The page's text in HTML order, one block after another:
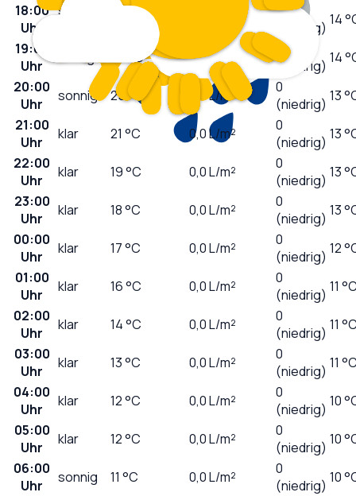
18:00
Uhr
stark
1
(niedrig) 14
19:00
Uhr
°C 0,0L/m²
(niedrig) 14
20:00
Uhr
sonnig 25 °C 0,0L/m²
0
(niedrig) 13
21:00
Uhr
klar 21 °C 0,0L/m²
0
(niedrig) 13
22:00
Uhr
klar 19°C 0,0L/m²
0
(niedrig) 13
23:00
Uhr
klar 18°C 0,0L/m²
0
(niedrig) 13
00:00
Uhr
klar 17°C 0,0L/m²
0
(niedrig) 12
01:00
Uhr
klar 16°C 0,0L/m²
0
(niedrig) 11
02:00
Uhr
klar 14°C 0,0L/m²
0
(niedrig) 11
03:00
Uhr
klar 13°C 0,0L/m²
0
(niedrig) 11
04:00
Uhr
klar 12°C 0,0L/m²
0
(niedrig) 10
05:00
Uhr
klar 12°C 0,0L/m²
0
(niedrig) 10
06:00
Uhr
sonnig 11 °C 0,0L/m²
0
(niedrig) 10